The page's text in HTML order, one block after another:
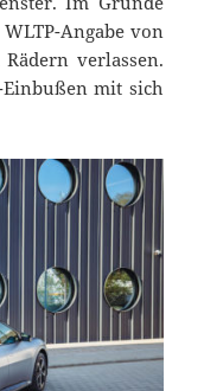
Angabe von
verlassen.
mit sich